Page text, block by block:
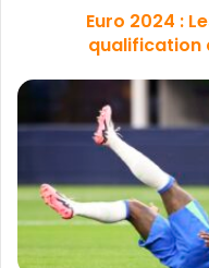
Euro 2024 :
qualification